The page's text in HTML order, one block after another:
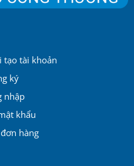
tạo tài khoản
ký
nhập
khẩu
hàng